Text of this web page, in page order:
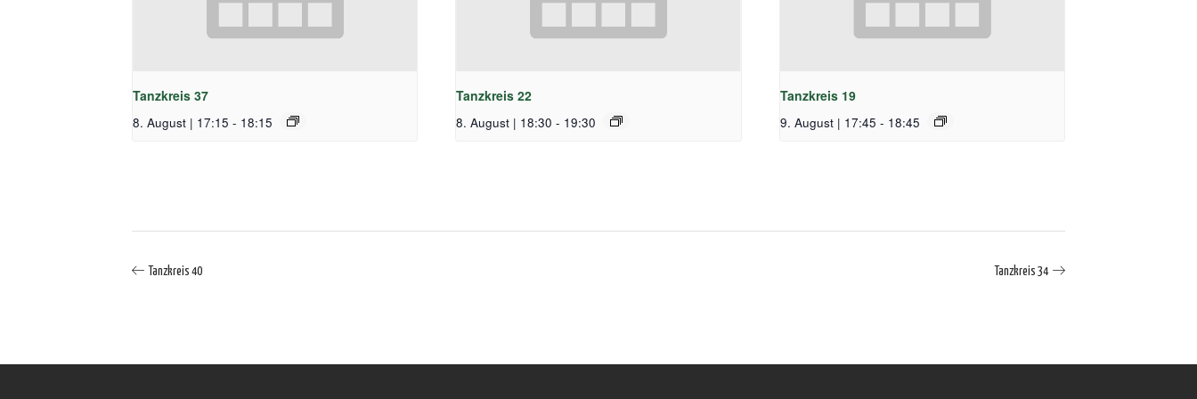
Tanzkreis 37
8. August | 17:15 - 18:15
Tanzkreis 22
8. August | 18:30 - 19:30
Tanzkreis 19
9. August | 17:45 - 18:45
Tanzkreis 40 Tanzkreis 34